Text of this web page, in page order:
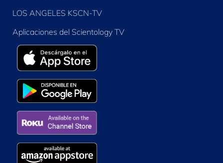
LOS ANGELES KSCN-TV
Aplicaciones del Scientology TV